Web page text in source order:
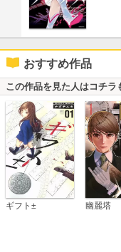
おすすめ作品
この作品を見た人はコチラ
ギフト± 幽麗塔